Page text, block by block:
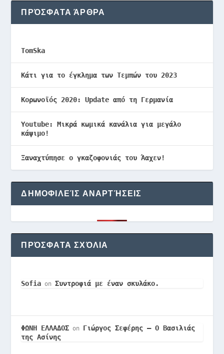
ΠΡΌΣΦΑΤΑ ΆΡΘΡΑ
TomSka
Κάτι για το έγκλημα των Τεμπών του 2023
Κορωνοϊός 2020: Update από τη Γερμανία
Youtube: Μικρά κωμικά κανάλια για μεγάλο
κάψιμο!
Ξαναχτύπησε ο γκαζοφονιάς του Άαχεν!
ΔΗΜΟΦΙΛΕΊΣ ΑΝΑΡΤΉΣΕΙΣ
ΠΡΌΣΦΑΤΑ ΣΧΌΛΙΑ
Sofia onΣυντροφιά με έναν σκυλάκο.
ΦΩΝΗ ΕΛΛΑΔΟΣ on Γιώργος Σεφέρης – Ο Βασιλιάς
της Ασίνης